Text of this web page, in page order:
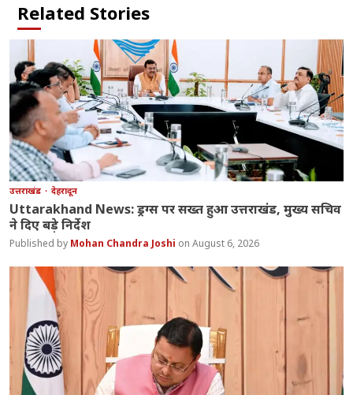
Related Stories
उत्तराखंड देहरादून
Uttarakhand News: ड्रग्स पर सख्त हुआ उत्तराखंड, मुख्य सचिव
ने दिए बड़े निर्देश
Mohan Chandra Joshi August 6, 2026